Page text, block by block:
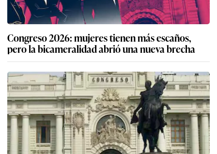
Congreso 2026: mujeres tienen más escaños,
pero la bicameralidad abrió una nueva brecha